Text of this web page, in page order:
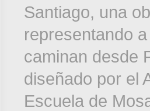
Santiago, una
representando
caminan desde
diseñado por el
Escuela de